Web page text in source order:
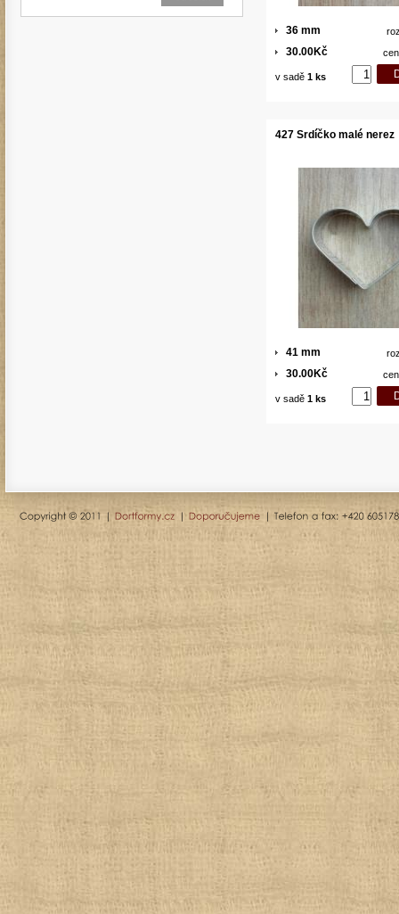
36 mm
30.00Kč
v sadě 1 ks
427 Srdíčko malé nerez
41 mm
30.00Kč
v sadě 1 ks